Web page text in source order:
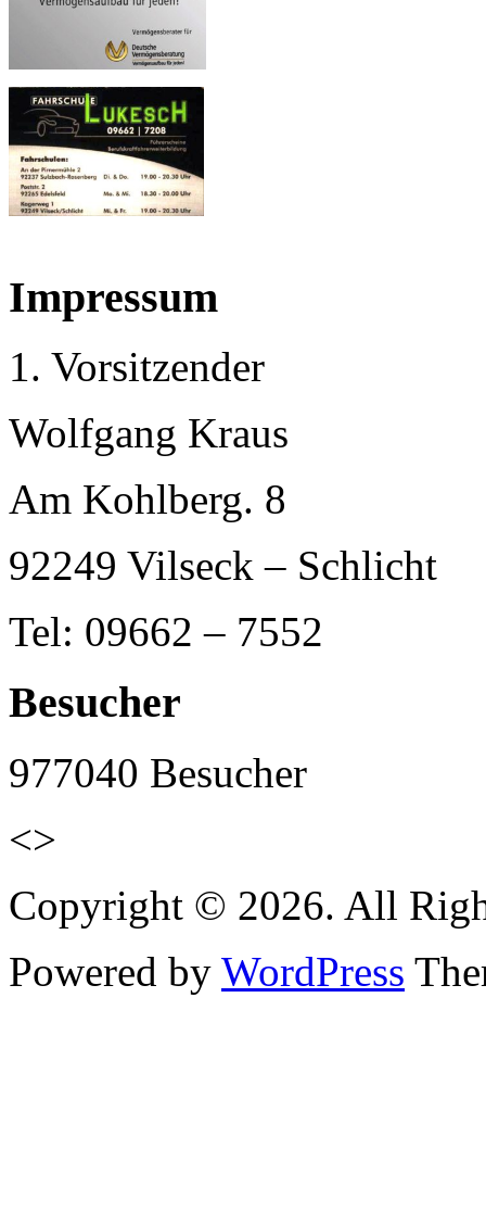
Impressum
1. Vorsitzender
Wolfgang Kraus
Am Kohlberg. 8
92249 Vilseck – Schlicht
Tel: 09662 – 7552
Besucher
977040 Besucher
<>
Copyright © 2026. All
Powered by WordPress